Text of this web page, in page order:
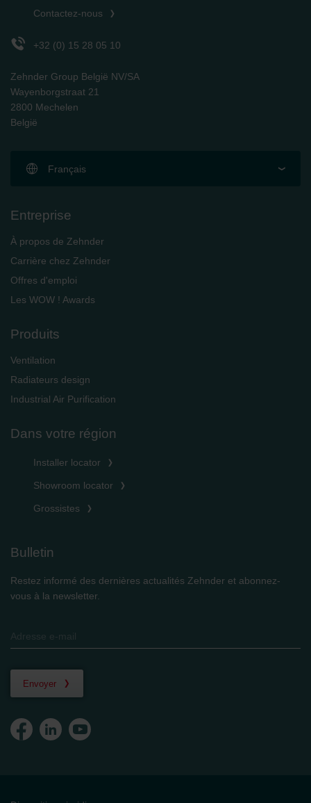
Contactez-nous
+32 (0) 15 28 05 10
Zehnder Group België NV/SA
Wayenborgstraat 21
2800 Mechelen
België
Français
Entreprise
À propos de Zehnder
Carrière chez Zehnder
Offres d'emploi
Les WOW ! Awards
Produits
Ventilation
Radiateurs design
Industrial Air Purification
Dans votre région
Installer locator
Showroom locator
Grossistes
Bulletin
Restez informé des dernières actualités Zehnder et abonnez-
vous à la newsletter.
Envoyer